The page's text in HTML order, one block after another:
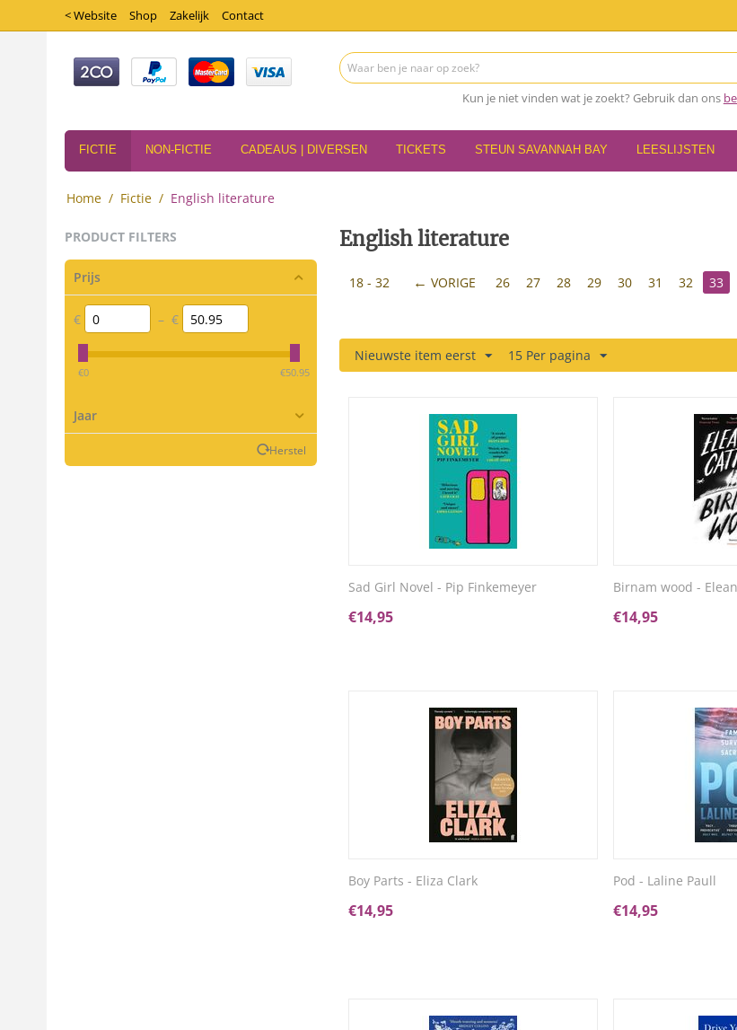
< Website Shop Zakelijk Contact
Kun je niet vinden wat je zoekt? Gebruik dan ons
FICTIE NON-FICTIE CADEAUS | DIVERSEN TICKETS STEUN SAVANNAH BAY LEESLIJSTEN
Home / Fictie / English literature
PRODUCT FILTERS
Prijs
€ – €
‎€0 ‎€50.95
Jaar
Herstel
English literature
18 - 32 VORIGE 26 27 28 29 30 31 32 33
Nieuwste item eerst 15 Per pagina
Sad Girl Novel - Pip Finkemeyer
€14,95
Birnam wood -
€14,95
Boy Parts - Eliza Clark
€14,95
Pod - Laline Paull
€14,95